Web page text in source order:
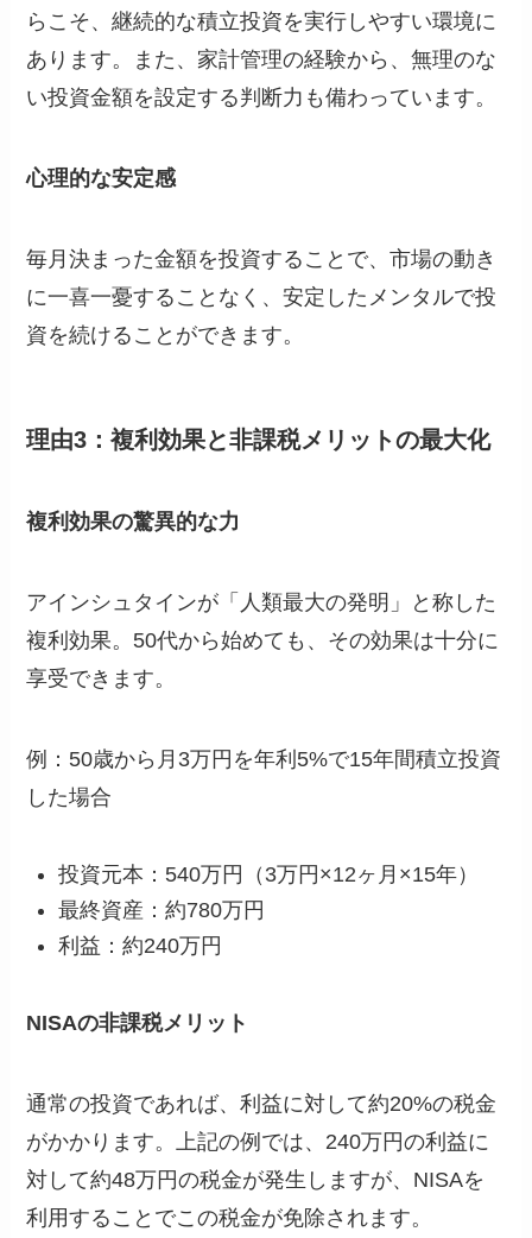
らこそ、継続的な積立投資を実行しやすい環境に
あります。また、家計管理の経験から、無理のな
い投資金額を設定する判断力も備わっています。
心理的な安定感
毎月決まった金額を投資することで、市場の動き
に一喜一憂することなく、安定したメンタルで投
資を続けることができます。
理由3：複利効果と非課税メリットの最大化
複利効果の驚異的な力
アインシュタインが「人類最大の発明」と称した
複利効果。50代から始めても、その効果は十分に
享受できます。
例：50歳から月3万円を年利5%で15年間積立投資
した場合
投資元本：540万円（3万円×12ヶ月×15年）
最終資産：約780万円
利益：約240万円
NISAの非課税メリット
通常の投資であれば、利益に対して約20%の税金
がかかります。上記の例では、240万円の利益に
対して約48万円の税金が発生しますが、NISAを
利用することでこの税金が免除されます。